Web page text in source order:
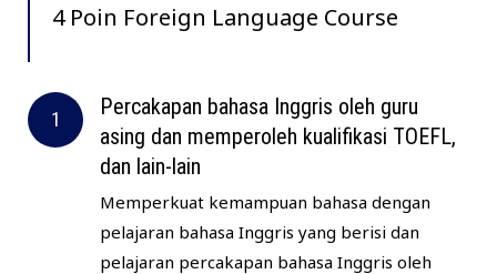
4 Poin Foreign Language Course
Percakapan bahasa Inggris oleh guru
asing dan memperoleh kualifikasi TOEFL,
dan lain-lain
Memperkuat kemampuan bahasa dengan
pelajaran bahasa Inggris yang berisi dan
pelajaran percakapan bahasa Inggris oleh